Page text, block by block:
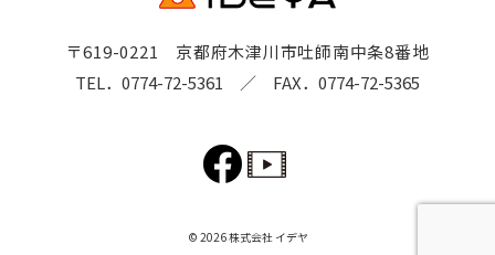
〒619-0221 京都府木津川市吐師南中条8番地
TEL．0774-72-5361 ／ FAX．0774-72-5365
© 2026 株式会社 イデヤ